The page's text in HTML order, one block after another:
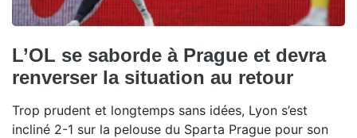
L’OL se saborde à Prague et devra
renverser la situation au retour
Trop prudent et longtemps sans idées, Lyon s’est
incliné 2-1 sur la pelouse du Sparta Prague pour son